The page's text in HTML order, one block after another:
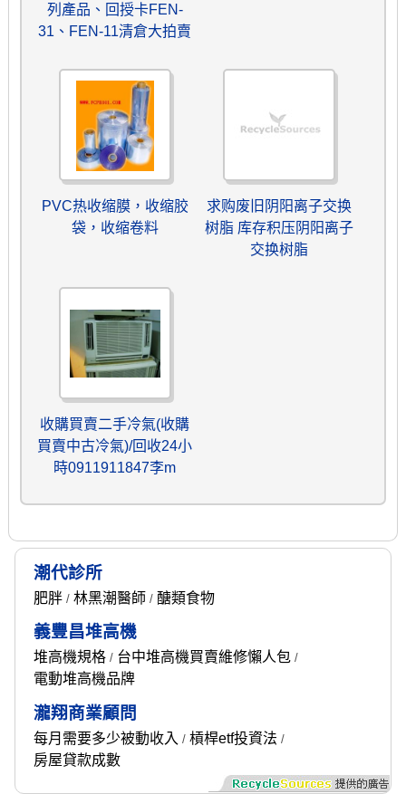
列產品、回授卡FEN-
31、FEN-11清倉大拍賣
PVC热收缩膜，收缩胶
袋，收缩卷料
求购废旧阴阳离子交换
树脂 库存积压阴阳离子
交换树脂
收購買賣二手冷氣(收購
買賣中古冷氣)/回收24小
時0911911847李m
潮代診所
肥胖/ 林黑潮醫師 / 醣類食物
義豐昌堆高機
堆高機規格/ 台中堆高機買賣維修懶人包/
電動堆高機品牌
瀧翔商業顧問
每月需要多少被動收入 / 槓桿etf投資法 /
房屋貸款成數